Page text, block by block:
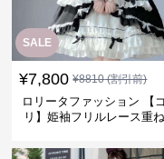
SALE
¥7,800 ¥8810(割引前)
ロリータファッション 【
リ】姫袖フリルレース重